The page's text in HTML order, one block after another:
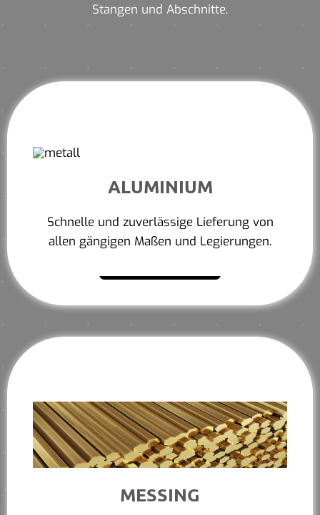
Stangen und Abschnitte.
ALUMINIUM
Schnelle und zuverlässige Lieferung von
allen gängigen Maßen und Legierungen.
MESSING